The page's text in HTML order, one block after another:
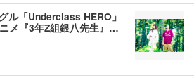
ル「Underclass HERO」
メ『3年Z組銀八先生』…